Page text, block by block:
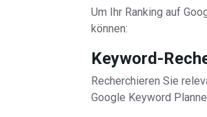
Um Ihr Ranking auf
können:
Keyword-
Recherchieren Sie
Google Keyword